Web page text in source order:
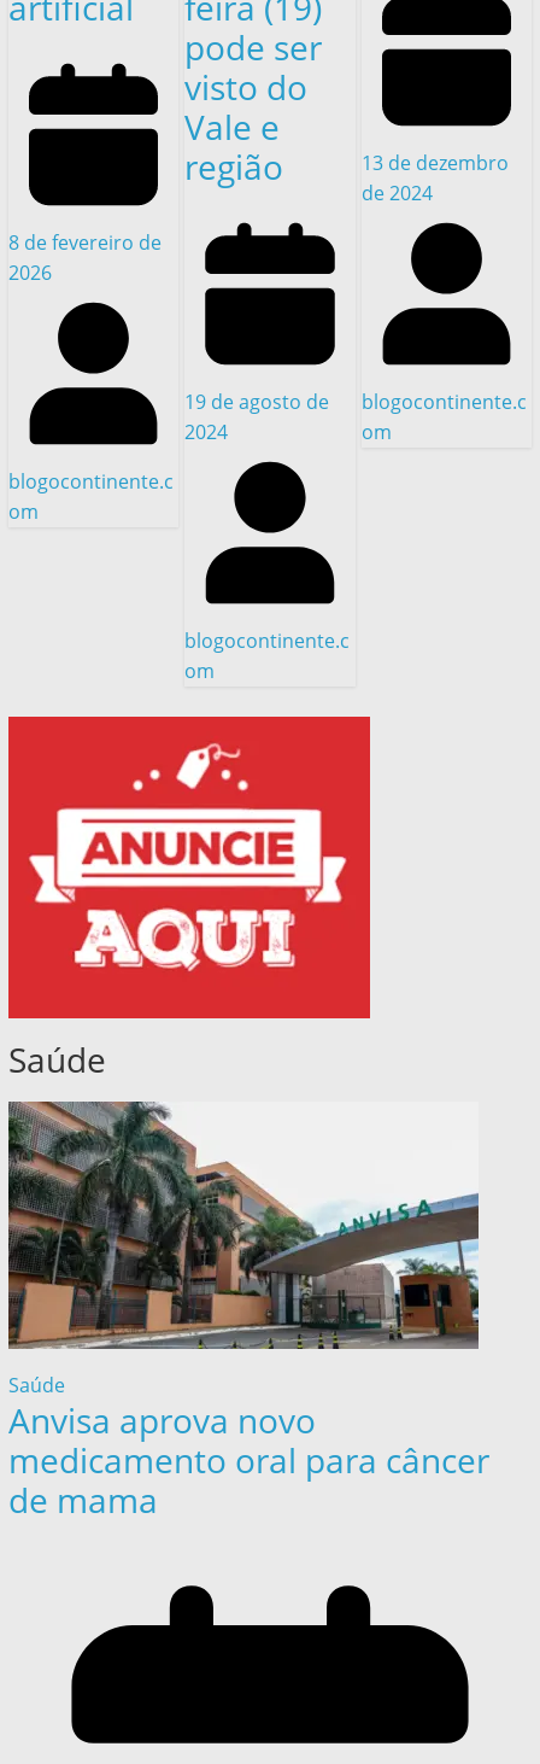
8 de fevereiro de
2026
blogocontinente.c
om
pode ser
visto do
Vale e
região
19 de agosto de
2024
blogocontinente.c
om
13 de dezembro
de 2024
blogocontinente.c
om
Saúde
Saúde
Anvisa aprova novo
medicamento oral para câncer
de mama